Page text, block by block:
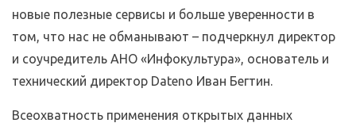
новые полезные сервисы и больше уверенности в
том, что нас не обманывают – подчеркнул директор
и соучредитель АНО «Инфокультура», основатель и
технический директор Dateno Иван Бегтин.
Всеохватность применения открытых данных